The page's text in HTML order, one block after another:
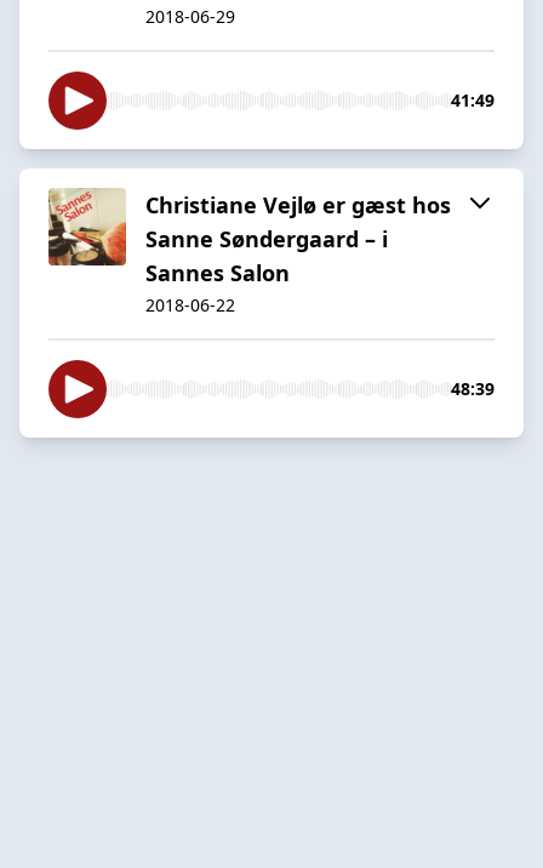
2018-06-29
41:49
Christiane Vejlø er gæst hos
Sanne Søndergaard – i
Sannes Salon
2018-06-22
48:39